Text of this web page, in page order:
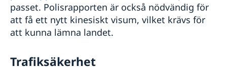
passet. Polisrapporten är också nödvändig för
att få ett nytt kinesiskt visum, vilket krävs för
att kunna lämna landet.
Trafiksäkerhet